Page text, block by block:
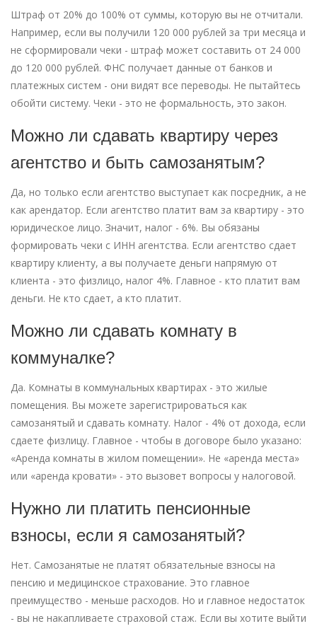
Штраф от 20% до 100% от суммы, которую вы не отчитали.
Например, если вы получили 120 000 рублей за три месяца и
не сформировали чеки - штраф может составить от 24 000
до 120 000 рублей. ФНС получает данные от банков и
платежных систем - они видят все переводы. Не пытайтесь
обойти систему. Чеки - это не формальность, это закон.
Можно ли сдавать квартиру через
агентство и быть самозанятым?
Да, но только если агентство выступает как посредник, а не
как арендатор. Если агентство платит вам за квартиру - это
юридическое лицо. Значит, налог - 6%. Вы обязаны
формировать чеки с ИНН агентства. Если агентство сдает
квартиру клиенту, а вы получаете деньги напрямую от
клиента - это физлицо, налог 4%. Главное - кто платит вам
деньги. Не кто сдает, а кто платит.
Можно ли сдавать комнату в
коммуналке?
Да. Комнаты в коммунальных квартирах - это жилые
помещения. Вы можете зарегистрироваться как
самозанятый и сдавать комнату. Налог - 4% от дохода, если
сдаете физлицу. Главное - чтобы в договоре было указано:
«Аренда комнаты в жилом помещении». Не «аренда места»
или «аренда кровати» - это вызовет вопросы у налоговой.
Нужно ли платить пенсионные
взносы, если я самозанятый?
Нет. Самозанятые не платят обязательные взносы на
пенсию и медицинское страхование. Это главное
преимущество - меньше расходов. Но и главное недостаток
- вы не накапливаете страховой стаж. Если вы хотите выйти